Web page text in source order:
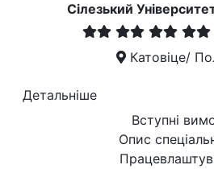
Сілезький
Катовіце/
Детальніше
Вступні
Опис